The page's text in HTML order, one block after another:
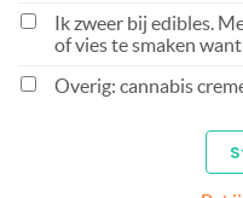
Ik zweer bij edibles.
of vies te smaken
Overig: cannabis